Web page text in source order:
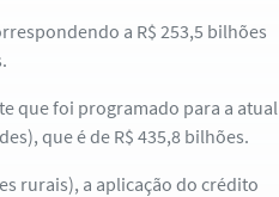
a R$ 253,5 bilhões
que foi programado para a atual
que é de R$ 435,8 bilhões.
rurais), a aplicação do crédito